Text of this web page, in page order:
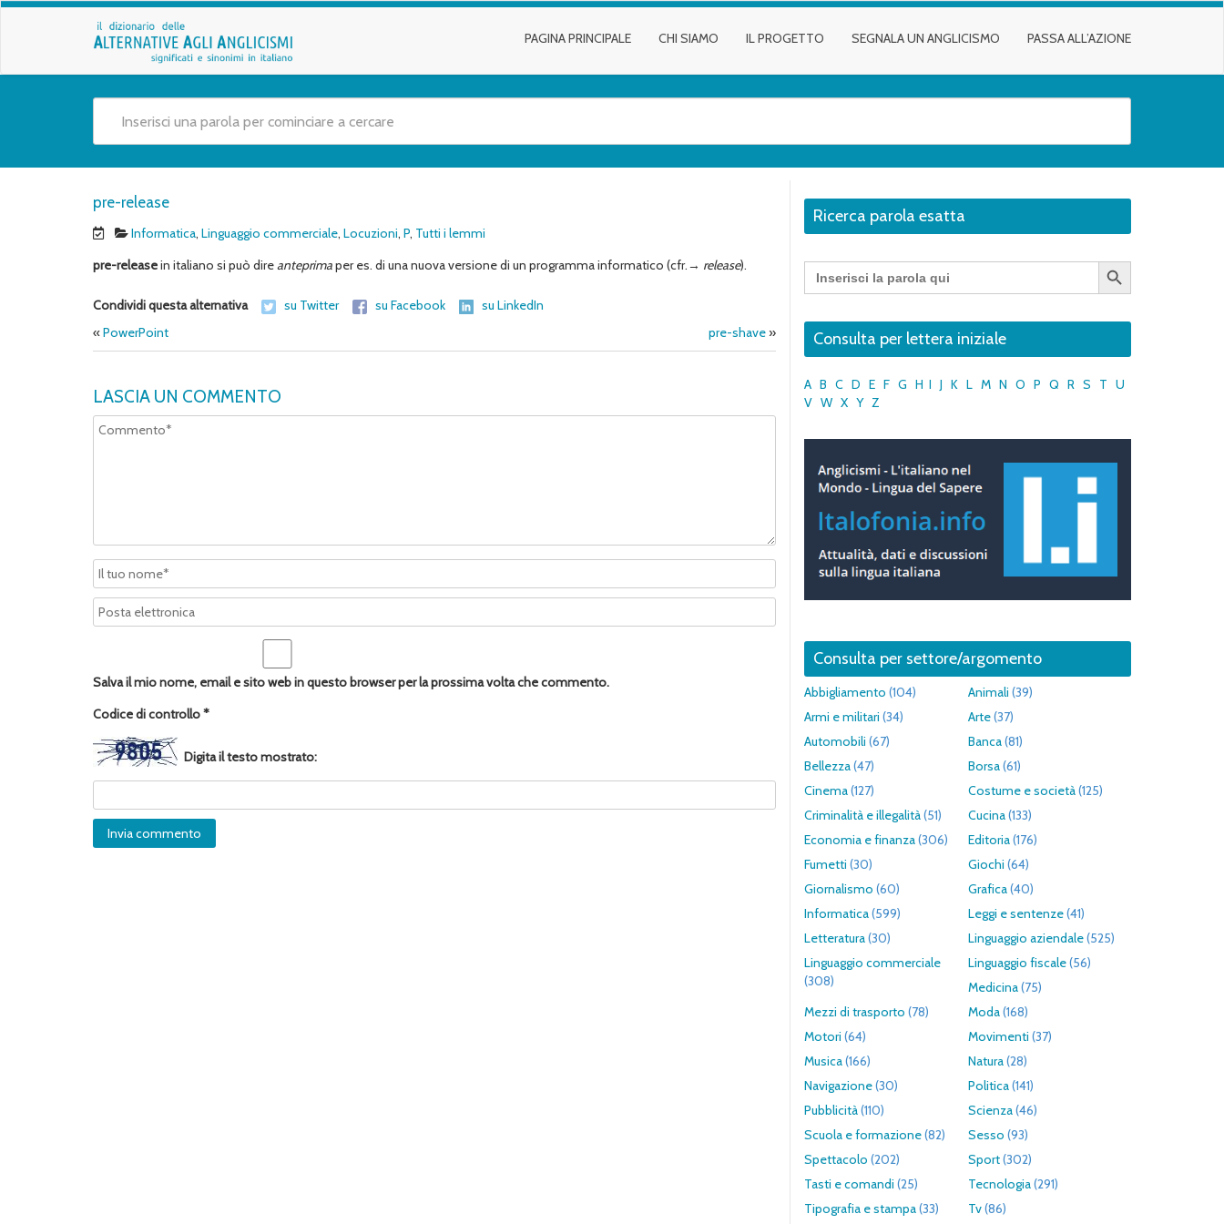
PAGINA PRINCIPALE CHI SIAMO IL PROGETTO SEGNALA UN ANGLICISMO PASSA ALL’AZIONE
pre-release
Informatica, Linguaggio commerciale, Locuzioni, P, Tutti i lemmi
pre-releasein italiano si può direanteprimaper es. di una nuova versione di un programma informatico (cfr.→ release).
Condividi questa alternativa su Twitter su Facebook
su LinkedIn
«PowerPoint pre-shave»
LASCIA UN COMMENTO
Salva il mio nome, email e sito web in questo browser per la prossima volta che commento.
Codice di controllo*
Digita il testo mostrato:
Ricerca parola esatta
Search
for:
Search Button
Consulta per lettera iniziale
A B C D E F G H I J K L M N O P Q R S T U
V W X Y Z
Consulta per settore/argomento
Abbigliamento (104) Animali (39)
Armi e militari (34) Arte(37)
Automobili (67) Banca(81)
Bellezza(47) Borsa(61)
Cinema(127) Costume e società(125)
Criminalità e illegalità(51) Cucina(133)
Economia e finanza(306) Editoria(176)
Fumetti (30) Giochi (64)
Giornalismo (60) Grafica(40)
Informatica(599) Leggi e sentenze(41)
Letteratura(30) Linguaggio aziendale(525)
Linguaggio commerciale
(308)
Linguaggio fiscale(56)
Medicina(75)
Mezzi di trasporto (78) Moda(168)
Motori (64) Movimenti (37)
Musica(166) Natura(28)
Navigazione(30) Politica(141)
Pubblicità(110) Scienza(46)
Scuola e formazione(82) Sesso (93)
Spettacolo (202) Sport(302)
Tasti e comandi (25) Tecnologia(291)
Tipografia e stampa(33) Tv(86)